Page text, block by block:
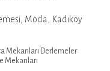
Moda, Kadıköy
Mekanları Derlemeler
Mekanları